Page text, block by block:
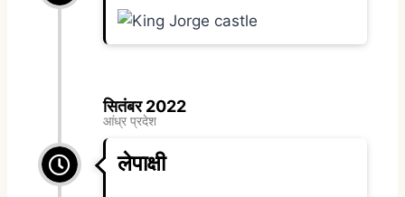
सितंबर 2022
आंध्र प्रदेश
लेपाक्षी